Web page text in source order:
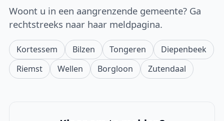
Woont u in een aangrenzende gemeente? Ga
rechtstreeks naar haar meldpagina.
Kortessem Bilzen Tongeren
Diepenbeek
Riemst
Wellen Borgloon Zutendaal